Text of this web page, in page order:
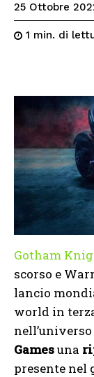
25 Ottobre
1 min. di
Gotham
scorso e
lancio
world in
Gamesuna
presente nel